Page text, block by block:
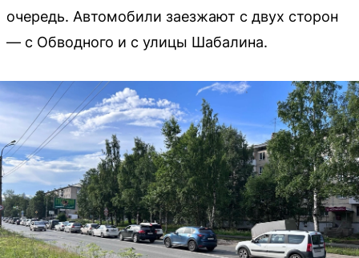
очередь. Автомобили заезжают с двух сторон
— с Обводного и с улицы Шабалина.